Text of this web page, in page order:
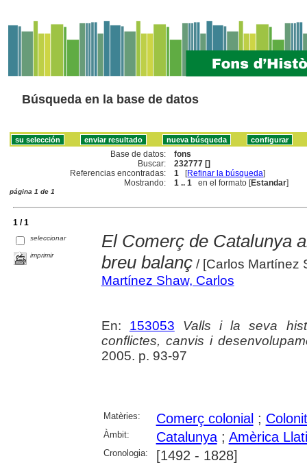
Búsqueda en la base de datos
Base de datos:
fons
Buscar:
232777 []
Referencias encontradas:
1 [Refinar la búsqueda]
Mostrando:
1 .. 1 en el formato [Estandar]
página 1 de 1
1 / 1
seleccionar
imprimir
El Comerç de Catalunya
breu balanç/ [Carlos Martínez
Martínez Shaw, Carlos
En: 153053
Valls i la seva
conflictes, canvis i
2005. p. 93-97
Matèries: Comerç colonial ;
Àmbit: Catalunya; Amèrica
Cronologia: [1492 - 1828]